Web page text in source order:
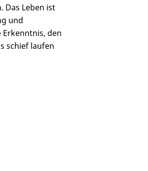
Das Leben ist
und
den
schief laufen